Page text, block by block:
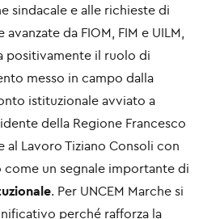
sindacale e alle richieste di
da FIOM, FIM e UILM,
positivamente il ruolo di
messo in campo dalla
istituzionale avviato a
della Regione Francesco
al Lavoro Tiziano Consoli con
un segnale importante di
. Per UNCEM Marche si
perché rafforza la